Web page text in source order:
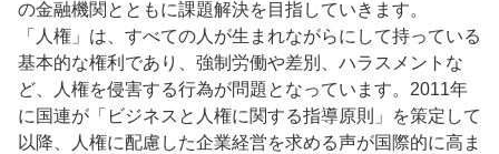
の金融機関とともに課題解決を目指していきます。
「人権」は、すべての人が生まれながらにして持っている
基本的な権利であり、強制労働や差別、ハラスメントな
ど、人権を侵害する行為が問題となっています。2011年
に国連が「ビジネスと人権に関する指導原則」を策定して
以降、人権に配慮した企業経営を求める声が国際的に高ま